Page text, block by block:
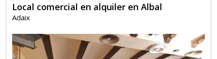
Local comercial en alquiler en Albal
Adaix